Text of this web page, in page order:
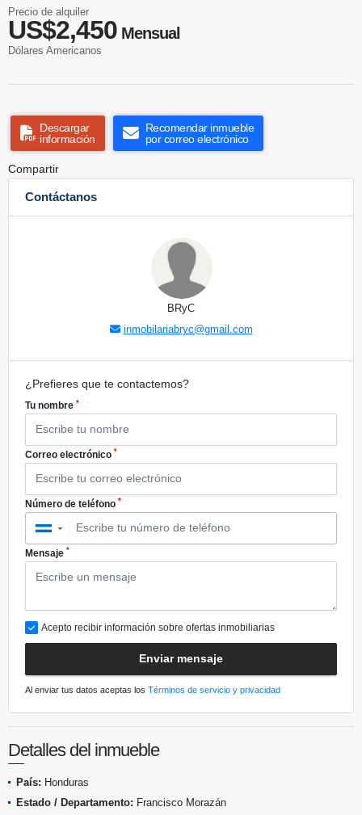
Precio de alquiler
US$2,450 Mensual
Dólares Americanos
Descargar
información
Recomendar inmueble
por correo electrónico
Compartir
Contáctanos
BRyC
inmobilariabryc@gmail.com
¿Prefieres que te contactemos?
Tu nombre *
Correo electrónico *
Número de teléfono *
▼
Mensaje *
Acepto recibir información sobre ofertas inmobiliarias
Enviar mensaje
Al enviar tus datos aceptas los Términos de servicio y privacidad
Detalles del inmueble
País: Honduras
Estado / Departamento: Francisco Morazán